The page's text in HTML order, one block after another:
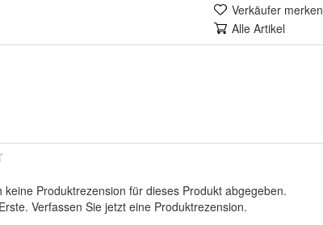
Verkäufer merken
Alle Artikel
keine Produktrezension für dieses Produkt abgegeben.
Verfassen Sie jetzt eine Produktrezension.